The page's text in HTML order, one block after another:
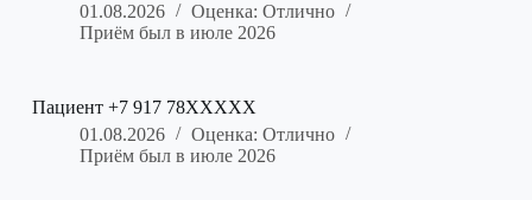
01.08.2026
Оценка: Отлично
Приём был в июле 2026
Пациент +7 917 78XXXXX
01.08.2026
Оценка: Отлично
Приём был в июле 2026